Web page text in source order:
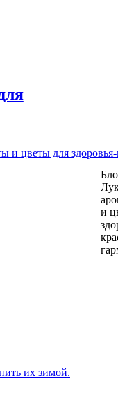
и цветы для
и
их зимой.